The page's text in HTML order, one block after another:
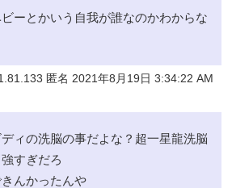
ーとかいう自我が誰なのかわからな
匿名 2021年8月19日 3:34:22 AM
ィの洗脳の事だよな？超一星龍洗脳
すぎだろ
んかったんや